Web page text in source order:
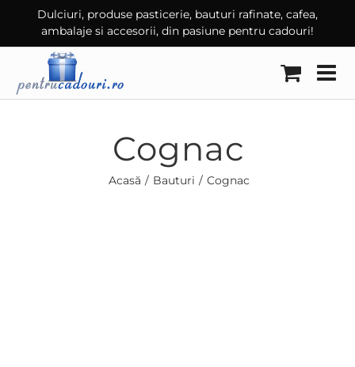
Dulciuri, produse pasticerie, bauturi rafinate, cafea,
ambalaje si accesorii, din pasiune pentru cadouri!
Cognac
Acasă Bauturi Cognac